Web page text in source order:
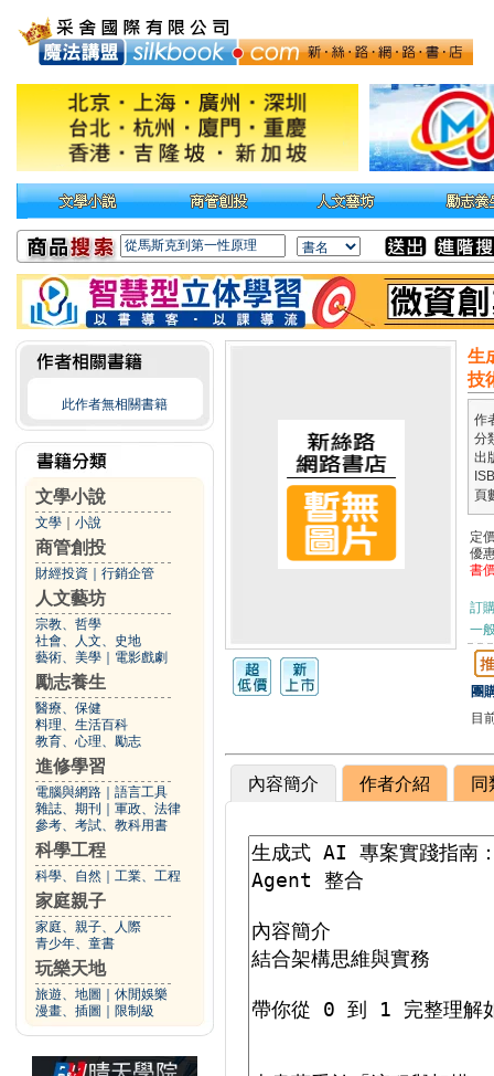
此作者無相關書籍
文學小說
文學 小說
商管創投
財經投資 行銷企管
人文藝坊
宗教、哲學
社會、人文、史地
藝術、美學
電影戲劇
勵志養生
醫療、保健
料理、生活百科
教育、心理、勵志
進修學習
電腦與網路
語言工具
雜誌、期刊
軍政、法律
參考、考試、教科用書
科學工程
科學、自然 工業、工程
家庭親子
家庭、親子、人際
青少年、童書
玩樂天地
旅遊、地圖
休閒娛樂
漫畫、插圖
限制級
生
技
作
分
出
頁
定
優
書
訂
一
團
目
內容簡介 作者介紹 同